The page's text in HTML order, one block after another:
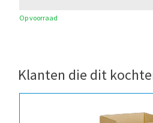
Op voorraad
Klanten die dit